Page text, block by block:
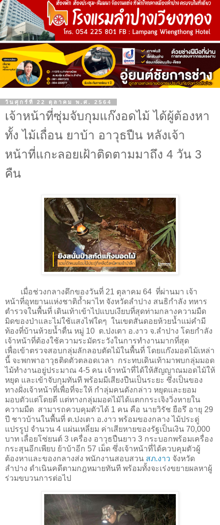
วันศุกร์ที่ 22 ตุลาคม พ.ศ. 2564
เจ้าหน้าที่ซุ่มจับกุมแก๊งอดไม้ ได้ผู้ต้องหา
ทั้ง ไม้เถื่อน ยาบ้า อาวุธปืน หลังเจ้า
หน้าที่แกะลอยเฝ้าติดตามมาถึง 4 วัน 3
คืน
เมื่อช่วงกลางดึกของวันที่ 21 ตุลาคม 64 ที่ผ่านมา เจ้า
หน้าที่อุทยานแห่งชาติถ้ำผาไท จังหวัดลำปาง สนธิกำลัง ทหาร
ตำรวจในพื้นที่ เดินเท้าเข้าไปแบบเงียบที่สุดท่ามกลางความมืด
มิดของป่าและไม่ใช้แสงไฟใดๆ ในเขตสันดอยห้วยน้ำแม่คำมี
ท้องที่บ้านห้วยน้ำตื่น หมู่ 10 ต.ปงเตา อ.งาว จ.ลำปาง โดยกำลัง
เจ้าหน้าที่ต้องใช้ความระมัดระวังในการทำงานมากที่สุด
เพื่อเข้าตรวจสอบกลุ่มลักลอบตัดไม้ในพื้นที่ โดยแก๊งมอดไม้เหล่า
นี้ จะพกพาอาวุธติดตัวตลอดเวลา กระทบเดินเท้ามาพบกลุ่มมอด
ไม้ทำงานอยู่ประมาณ 4-5 คน เจ้าหน้าที่ได้ให้สัญญาณมอดไม้ให้
หยุด และเข้าจับกุมทันที พร้อมมีเสียงปืนเป็นระยะ ซึ่งเป็นของ
ทางฝั่งเจ้าหน้าที่เพื่อที่จะให้ กำลุ่มคนดังกล่าว หยุดและยอม
มอบตัวแต่โดยดี แต่ทางกลุ่มมอดไม้ได้แตกกระเจิงวิ่งหายใน
ความมืด สามารถควบคุมตัวได้ 1 คน คือ นายวิรัช ยือรึ อายุ 29
ปี ชาวบ้านในพื้นที่ ต.ปงเตา อ.งาว พร้อมของกลาง ไม้ประดู่
แปรรูป จำนวน 4 แผ่นเหลี่ยม ค่าเสียหายของรัฐเป็นเงิน 70,000
บาท เลื่อยโซ่ยนต์ 3 เครื่อง อาวุธปืนยาว 3 กระบอกพร้อมเครื่อง
กระสุนอีกเพียบ ย้าบ้าอีก 57 เม็ด ซึ่งเจ้าหน้าที่ได้ควบคุมตัวผู้
ต้องหาและของกลางส่ง พนักงานสอบสวน สภ.งาว จังหวัด
ลำปาง ดำเนินคดีตามกฎหมายทันที พร้อมทั้งจะเร่งขยายผลหาผู้
ร่วมขบวนการต่อไป